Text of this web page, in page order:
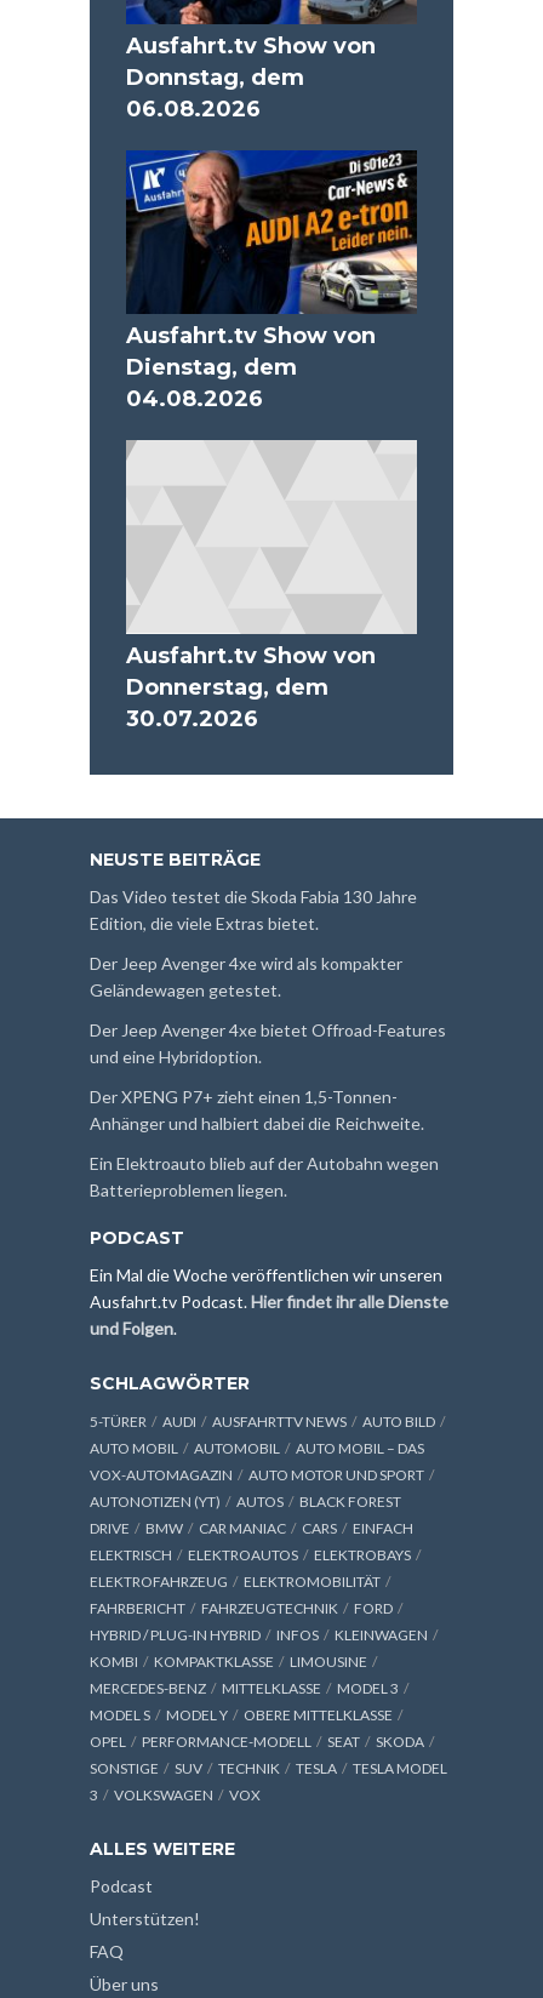
Ausfahrt.tv Show von
Donnstag, dem
06.08.2026
Ausfahrt.tv Show von
Dienstag, dem
04.08.2026
Ausfahrt.tv Show von
Donnerstag, dem
30.07.2026
NEUSTE BEITRÄGE
Das Video testet die Skoda Fabia 130 Jahre
Edition, die viele Extras bietet.
Der Jeep Avenger 4xe wird als kompakter
Geländewagen getestet.
Der Jeep Avenger 4xe bietet Offroad-Features
und eine Hybridoption.
Der XPENG P7+ zieht einen 1,5-Tonnen-
Anhänger und halbiert dabei die Reichweite.
Ein Elektroauto blieb auf der Autobahn wegen
Batterieproblemen liegen.
PODCAST
Ein Mal die Woche veröffentlichen wir unseren
Ausfahrt.tv Podcast.Hier findet ihr alle Dienste
und Folgen.
SCHLAGWÖRTER
5-TÜRER AUDI AUSFAHRTTV NEWS
AUTO BILD
AUTO MOBIL
AUTOMOBIL
AUTO MOBIL – DAS
VOX-AUTOMAGAZIN
AUTO MOTOR UND SPORT
AUTONOTIZEN (YT)
AUTOS
BLACK FOREST
DRIVE
BMW CAR MANIAC CARS
EINFACH
ELEKTRISCH
ELEKTROAUTOS
ELEKTROBAYS
ELEKTROFAHRZEUG
ELEKTROMOBILITÄT
FAHRBERICHT
FAHRZEUGTECHNIK
FORD
HYBRID / PLUG-IN HYBRID
INFOS
KLEINWAGEN
KOMBI
KOMPAKTKLASSE
LIMOUSINE
MERCEDES-BENZ
MITTELKLASSE
MODEL 3
MODEL S
MODEL Y
OBERE MITTELKLASSE
OPEL
PERFORMANCE-MODELL SEAT
SKODA
SONSTIGE
SUV TECHNIK TESLA
TESLA MODEL
3
VOLKSWAGEN VOX
ALLES WEITERE
Podcast
Unterstützen!
FAQ
Über uns